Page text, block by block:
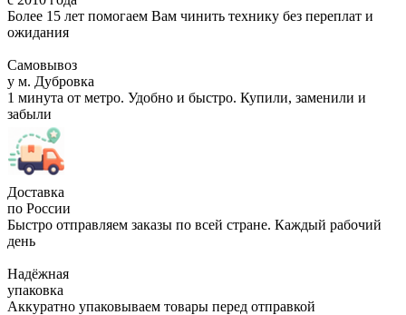
Более 15 лет помогаем Вам чинить технику без переплат и
ожидания
Самовывоз
у м. Дубровка
1 минута от метро. Удобно и быстро. Купили, заменили и
забыли
Доставка
по России
Быстро отправляем заказы по всей стране. Каждый рабочий
день
Надёжная
упаковка
Аккуратно упаковываем товары перед отправкой